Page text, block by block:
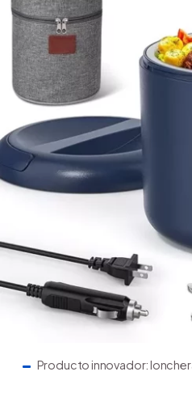
Producto innovador: